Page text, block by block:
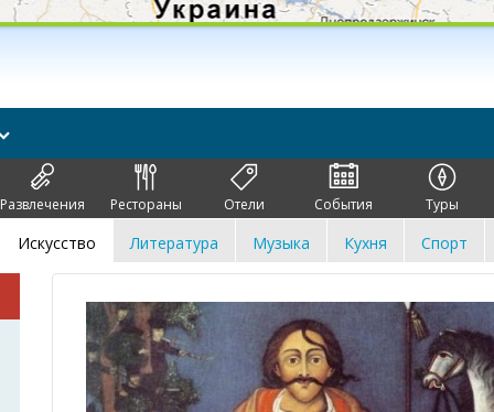
Развлечения Рестораны Отели События Туры
Искусство Литература Музыка Кухня Спорт